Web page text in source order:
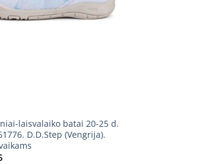
laisvalaiko batai 20-25 d.
D.D.Step (Vengrija).